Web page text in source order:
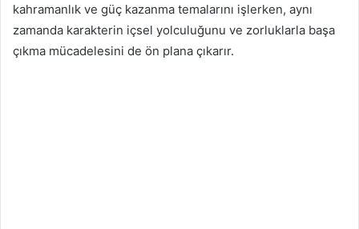
kahramanlık ve güç kazanma temalarını işlerken, aynı
zamanda karakterin içsel yolculuğunu ve zorluklarla başa
çıkma mücadelesini de ön plana çıkarır.